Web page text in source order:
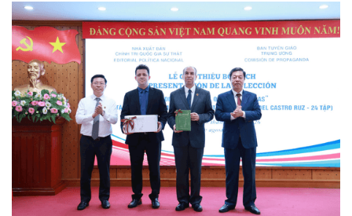
Nhà xuất bản Chính trị quốc gia Sự thật phối hợp với Ban Tuyên
giáo Trung ương tổ chức Lễ giới thiệu bộ sách “Tuyển tập các
tác phẩm chọn lọc của Tổng Tư lệnh Fidel Castro Ruz” gồm 24
tập bằng tiếng Tây Ban Nha.